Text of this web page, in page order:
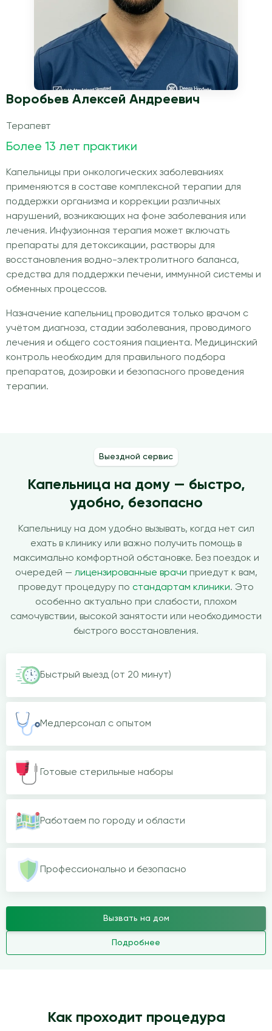
Воробьев Алексей Андреевич
Терапевт
Более 13 лет практики
Капельницы при онкологических заболеваниях
применяются в составе комплексной терапии для
поддержки организма и коррекции различных
нарушений, возникающих на фоне заболевания или
лечения. Инфузионная терапия может включать
препараты для детоксикации, растворы для
восстановления водно-электролитного баланса,
средства для поддержки печени, иммунной системы и
обменных процессов.
Назначение капельниц проводится только врачом с
учётом диагноза, стадии заболевания, проводимого
лечения и общего состояния пациента. Медицинский
контроль необходим для правильного подбора
препаратов, дозировки и безопасного проведения
терапии.
Выездной сервис
Капельница на дому — быстро,
удобно, безопасно
Капельницу на дом удобно вызывать, когда нет сил
ехать в клинику или важно получить помощь в
максимально комфортной обстановке. Без поездок и
очередей — лицензированные врачи приедут к вам,
проведут процедуру по стандартам клиники. Это
особенно актуально при слабости, плохом
самочувствии, высокой занятости или необходимости
быстрого восстановления.
Быстрый выезд (от 20 минут)
Медперсонал с опытом
Готовые стерильные наборы
Работаем по городу и области
Профессионально и безопасно
Вызвать на дом
Подробнее
Как проходит процедура